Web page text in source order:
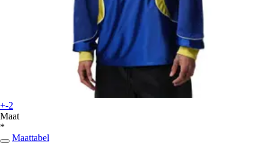
+-2
Maat
*
Maattabel